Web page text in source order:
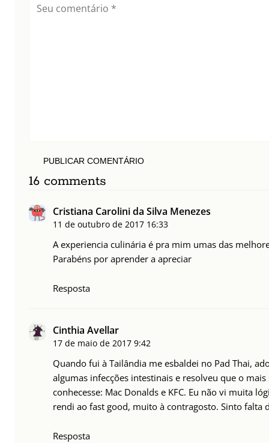
PUBLICAR COMENTÁRIO
16 comments
Cristiana Carolini da Silva Menezes
11 de outubro de 2017 16:33
A experiencia culinária é pra mim umas das
Parabéns por aprender a apreciar
Resposta
Cinthia Avellar
17 de maio de 2017 9:42
Quando fui à Tailândia me esbaldei no Pad Thai,
algumas infecções intestinais e resolveu que o
conhecesse: Mac Donalds e KFC. Eu não vi muita
rendi ao fast good, muito à contragosto. Sinto falta
Resposta